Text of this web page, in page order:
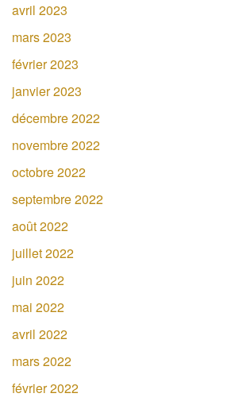
avril 2023
mars 2023
février 2023
janvier 2023
décembre 2022
novembre 2022
octobre 2022
septembre 2022
août 2022
juillet 2022
juin 2022
mai 2022
avril 2022
mars 2022
février 2022